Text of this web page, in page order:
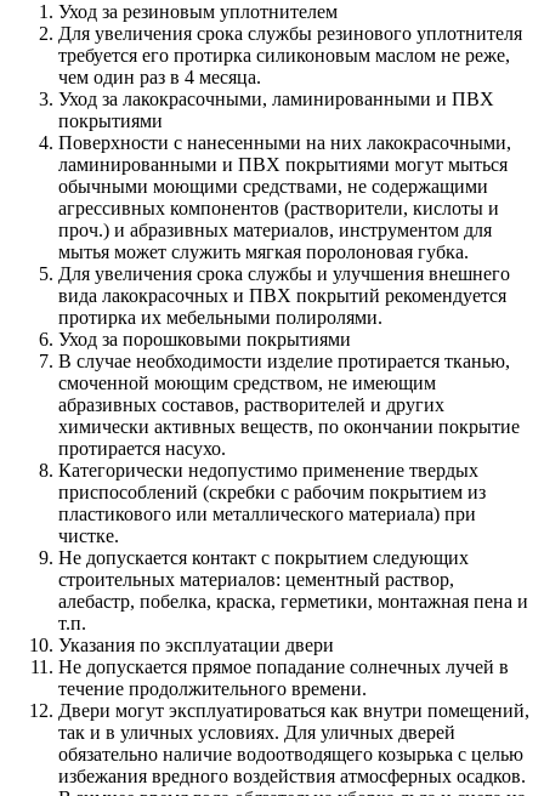
Уход за резиновым уплотнителем
Для увеличения срока службы резинового уплотнителя
требуется его протирка силиконовым маслом не реже,
чем один раз в 4 месяца.
Уход за лакокрасочными, ламинированными и ПВХ
покрытиями
Поверхности с нанесенными на них лакокрасочными,
ламинированными и ПВХ покрытиями могут мыться
обычными моющими средствами, не содержащими
агрессивных компонентов (растворители, кислоты и
проч.) и абразивных материалов, инструментом для
мытья может служить мягкая поролоновая губка.
Для увеличения срока службы и улучшения внешнего
вида лакокрасочных и ПВХ покрытий рекомендуется
протирка их мебельными полиролями.
Уход за порошковыми покрытиями
В случае необходимости изделие протирается тканью,
смоченной моющим средством, не имеющим
абразивных составов, растворителей и других
химически активных веществ, по окончании покрытие
протирается насухо.
Категорически недопустимо применение твердых
приспособлений (скребки с рабочим покрытием из
пластикового или металлического материала) при
чистке.
Не допускается контакт с покрытием следующих
строительных материалов: цементный раствор,
алебастр, побелка, краска, герметики, монтажная пена и
т.п.
Указания по эксплуатации двери
Не допускается прямое попадание солнечных лучей в
течение продолжительного времени.
Двери могут эксплуатироваться как внутри помещений,
так и в уличных условиях. Для уличных дверей
обязательно наличие водоотводящего козырька с целью
избежания вредного воздействия атмосферных осадков.